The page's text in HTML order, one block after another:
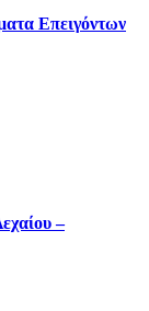
Επειγόντων
–